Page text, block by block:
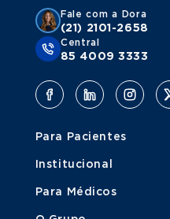
Fale com a Dora
(21) 2101-2658
Central
85 4009 3333
Para Pacientes
Institucional
Para Médicos